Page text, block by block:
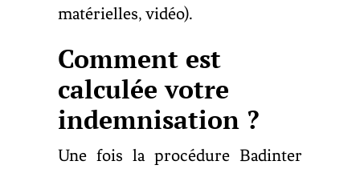
matérielles, vidéo).
Comment est
calculée votre
indemnisation ?
Une fois la procédure Badinter